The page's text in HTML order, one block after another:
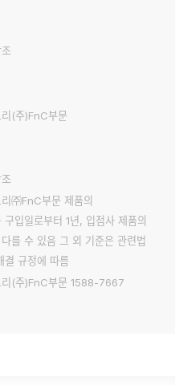
리(주)FnC부문
㈜FnC부문 제품의
구입일로부터 1년, 입점사 제품의
를 수 있음 그 외 기준은 관련법
결 규정에 따름
리(주)FnC부문 1588-7667